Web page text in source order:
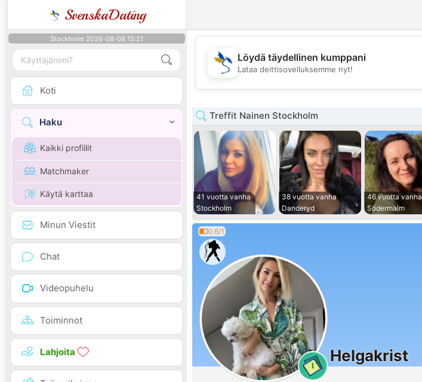
SvenskaDating
Stockholm 2026-08-08 15:21
Koti
Haku
Kaikki profiilit
Matchmaker
Käytä karttaa
Minun Viestit
Chat
Videopuhelu
Toiminnot
Lahjoita
Löydä täydellinen kumppani
Lataa deittisovelluksemme nyt!
Treffit Nainen Stockholm
41 vuotta vanha
Stockholm
38 vuotta vanha
Danderyd
46 vuotta vanha
Södermalm
0.6/1
1
Helgakrist